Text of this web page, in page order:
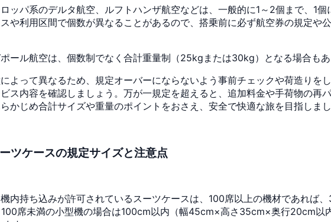
ッパ系のデルタ航空、ルフトハンザ航空などは、一般的に1～2個まで、1
や利用区間で個数が異なることがあるので、搭乗前に必ず航空券の規定や
ール航空は、個数制でなく合計重量制（25kgまたは30kg）となる場合も
よって異なるため、規定オーバーにならないよう事前チェックや荷造りを
ス内容を確認しましょう。万が一規定を超えると、追加料金や手荷物の再
かじめ合計サイズや重量のポイントをおさえ、安全で快適な旅を目指しま
ツケースの規定サイズと注意点
内持ち込みが許可されているスーツケースは、100席以上の機材であれば
席未満の小型機の場合は100cm以内（幅45cm×高さ35cm×奥行20cm以